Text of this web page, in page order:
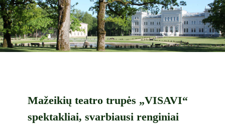
Mažeikių teatro trupės „VISAVI“
spektakliai, svarbiausi renginiai